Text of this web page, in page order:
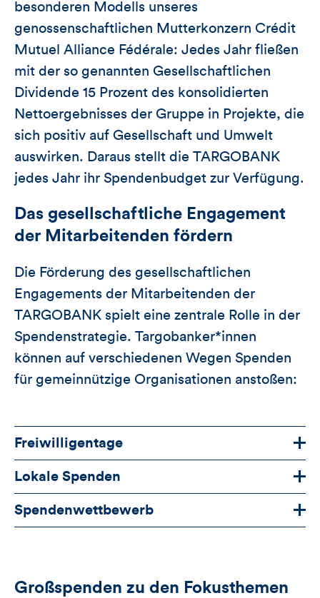
besonderen Modells unseres
genossenschaftlichen Mutterkonzern Crédit
Mutuel Alliance Fédérale: Jedes Jahr fließen
mit der so genannten Gesellschaftlichen
Dividende 15 Prozent des konsolidierten
Nettoergebnisses der Gruppe in Projekte, die
sich positiv auf Gesellschaft und Umwelt
auswirken. Daraus stellt die TARGOBANK
jedes Jahr ihr Spendenbudget zur Verfügung.
Das gesellschaftliche Engagement
der Mitarbeitenden fördern
Die Förderung des gesellschaftlichen
Engagements der Mitarbeitenden der
TARGOBANK spielt eine zentrale Rolle in der
Spendenstrategie. Targobanker*innen
können auf verschiedenen Wegen Spenden
für gemeinnützige Organisationen anstoßen:
Freiwilligentage
Lokale Spenden
Spendenwettbewerb
Großspenden zu den Fokusthemen